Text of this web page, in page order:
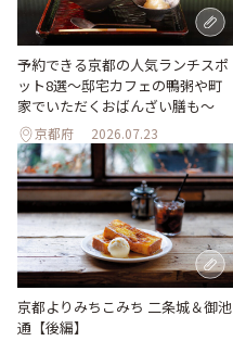
予約できる京都の人気ランチスポ
ット8選～邸宅カフェの鴨粥や町
家でいただくおばんざい膳も～
京都府 2026.07.23
京都よりみちこみち 二条城＆御池
通【後編】